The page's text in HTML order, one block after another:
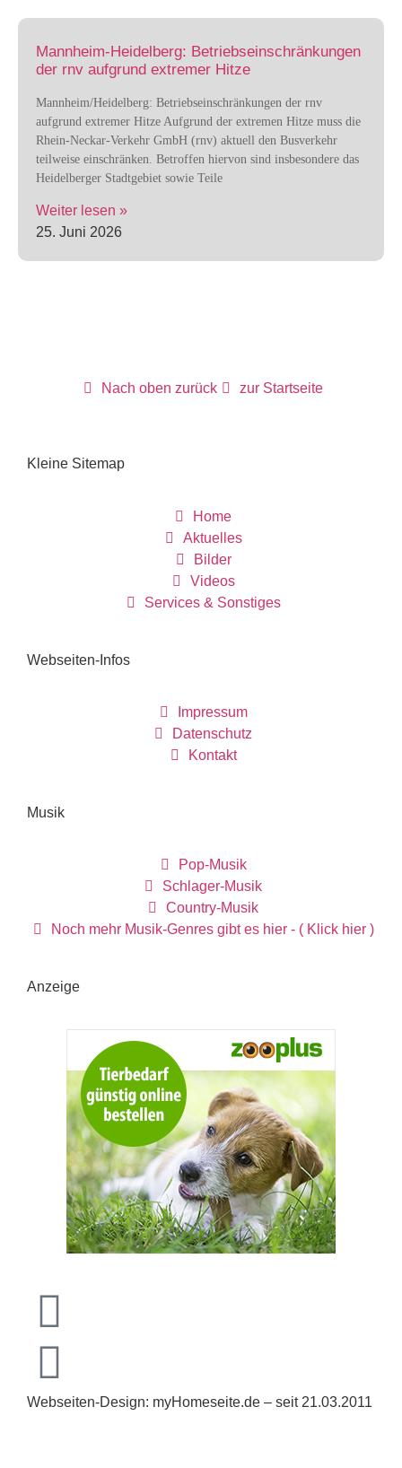
Mannheim-Heidelberg: Betriebseinschränkungen
der rnv aufgrund extremer Hitze
Mannheim/Heidelberg: Betriebseinschränkungen der rnv
aufgrund extremer Hitze Aufgrund der extremen Hitze muss die
Rhein-Neckar-Verkehr GmbH (rnv) aktuell den Busverkehr
teilweise einschränken. Betroffen hiervon sind insbesondere das
Heidelberger Stadtgebiet sowie Teile
Weiter lesen »
25. Juni 2026
Nach oben zurück zur Startseite
Kleine Sitemap
Home
Aktuelles
Bilder
Videos
Services & Sonstiges
Webseiten-Infos
Impressum
Datenschutz
Kontakt
Musik
Pop-Musik
Schlager-Musik
Country-Musik
Noch mehr Musik-Genres gibt es hier - ( Klick hier )
Anzeige
Webseiten-Design: myHomeseite.de – seit 21.03.2011